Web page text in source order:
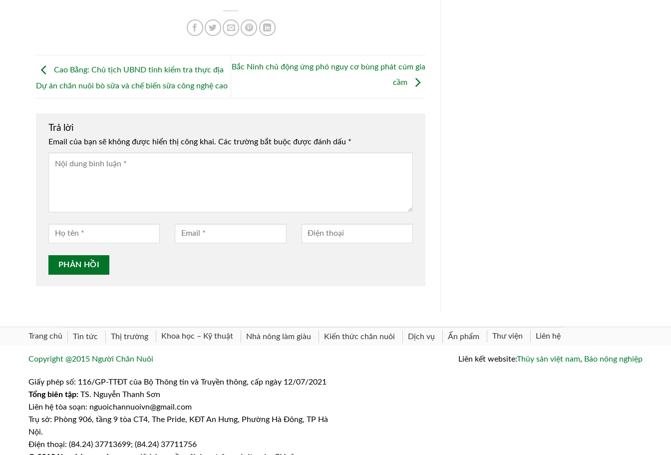
Cao Bằng: Chủ tịch UBND tỉnh kiểm tra thực địa
Dự án chăn nuôi bò sữa và chế biến sữa công nghệ cao
Bắc Ninh chủ động ứng phó nguy cơ bùng phát cúm gia
cầm
Trả lời
Email của bạn sẽ không được hiển thị công khai. Các trường bắt buộc được đánh dấu *
Alternative:
Trang chủ Tin tức Thị trường Khoa học – Kỹ thuật Nhà nông làm giàu Kiến thức chăn nuôi Dịch vụ Ấn phẩm Thư viện Liên hệ
Copyright @2015 Người Chăn Nuôi
Giấy phép số: 116/GP-TTĐT của Bộ Thông tin và Truyền thông, cấp ngày 12/07/2021
Tổng biên tập: TS. Nguyễn Thanh Sơn
Liên hệ tòa soạn: nguoichannuoivn@gmail.com
Trụ sở: Phòng 906, tầng 9 tòa CT4, The Pride, KĐT An Hưng, Phường Hà Đông, TP Hà
Nội.
Điện thoại: (84.24) 37713699; (84.24) 37711756
Liên kết website:Thủy sản việt nam, Báo nông nghiệp